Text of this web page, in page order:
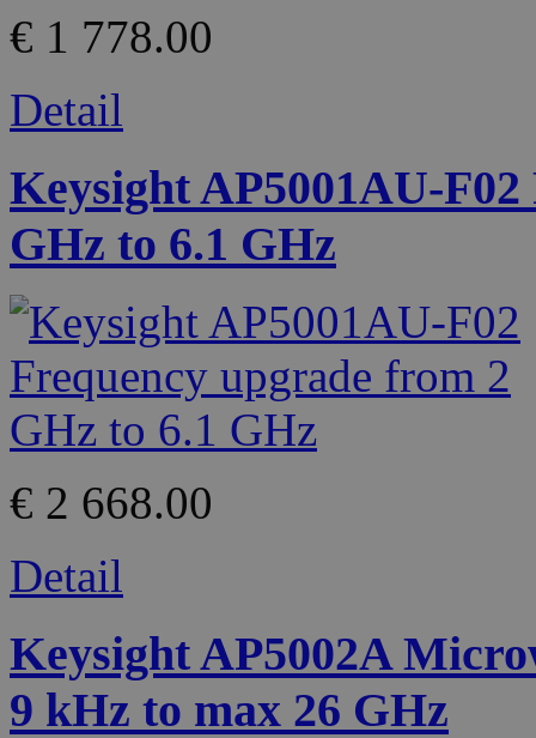
€ 1 778.00
Detail
Keysight AP5001AU-
GHz to 6.1 GHz
€ 2 668.00
Detail
Keysight AP5002A
9 kHz to max 26 GHz